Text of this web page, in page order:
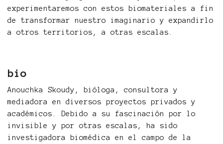
experimentaremos con estos biomateriales a fin
de transformar nuestro imaginario y expandirlo
a otros territorios, a otras escalas.
bio
Anouchka Skoudy, bióloga, consultora y
mediadora en diversos proyectos privados y
académicos. Debido a su fascinación por lo
invisible y por otras escalas, ha sido
investigadora biomédica en el campo de la